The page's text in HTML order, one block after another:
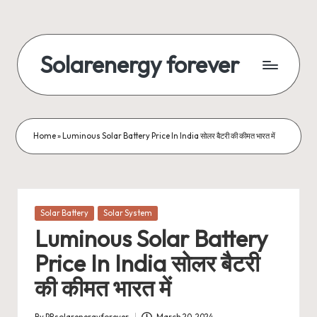
content
Solarenergy forever
बिजली
Home» Luminous Solar Battery Price In India सोलर बैटरी की कीमत भारत में
Posted
Solar Battery Solar System
Luminous Solar Battery
Price In India सोलर बैटरी
की कीमत भारत में